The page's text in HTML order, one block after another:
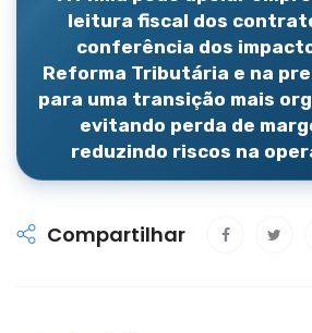
leitura fiscal dos
conferência dos
Reforma Tributária e na
para uma transição mais
evitando perda de
reduzindo riscos na
Compartilhar